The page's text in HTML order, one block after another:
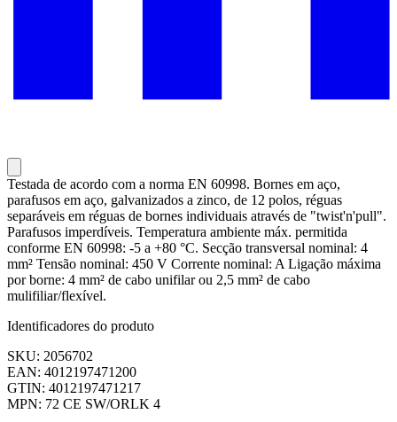
Testada de acordo com a norma EN 60998. Bornes em aço,
parafusos em aço, galvanizados a zinco, de 12 polos, réguas
separáveis em réguas de bornes individuais através de "twist'n'pull".
Parafusos imperdíveis. Temperatura ambiente máx. permitida
conforme EN 60998: -5 a +80 °C. Secção transversal nominal: 4
mm² Tensão nominal: 450 V Corrente nominal: A Ligação máxima
por borne: 4 mm² de cabo unifilar ou 2,5 mm² de cabo
mulifiliar/flexível.
Identificadores do produto
SKU: 2056702
EAN: 4012197471200
GTIN: 4012197471217
MPN: 72 CE SW/ORLK 4